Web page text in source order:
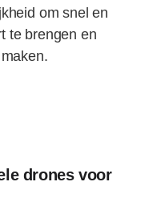
om snel en
te brengen en
drones voor